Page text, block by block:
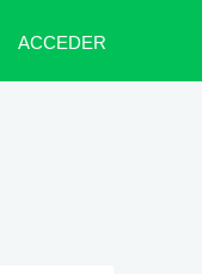
ACCEDER